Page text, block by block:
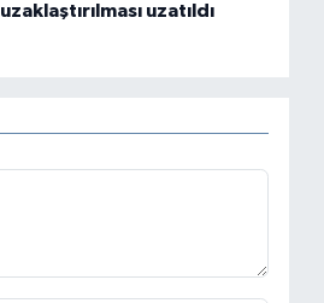
uzaklaştırılması uzatıldı